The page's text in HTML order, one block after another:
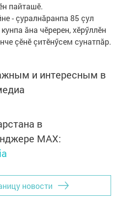
пайташӗ.
- çуралнăранпа 85 çул
ăна чӗререн, хӗрӳллӗн
çӗнӗ çитӗнӳсем сунатпăр.
и интересным в
в
MАХ:
новости